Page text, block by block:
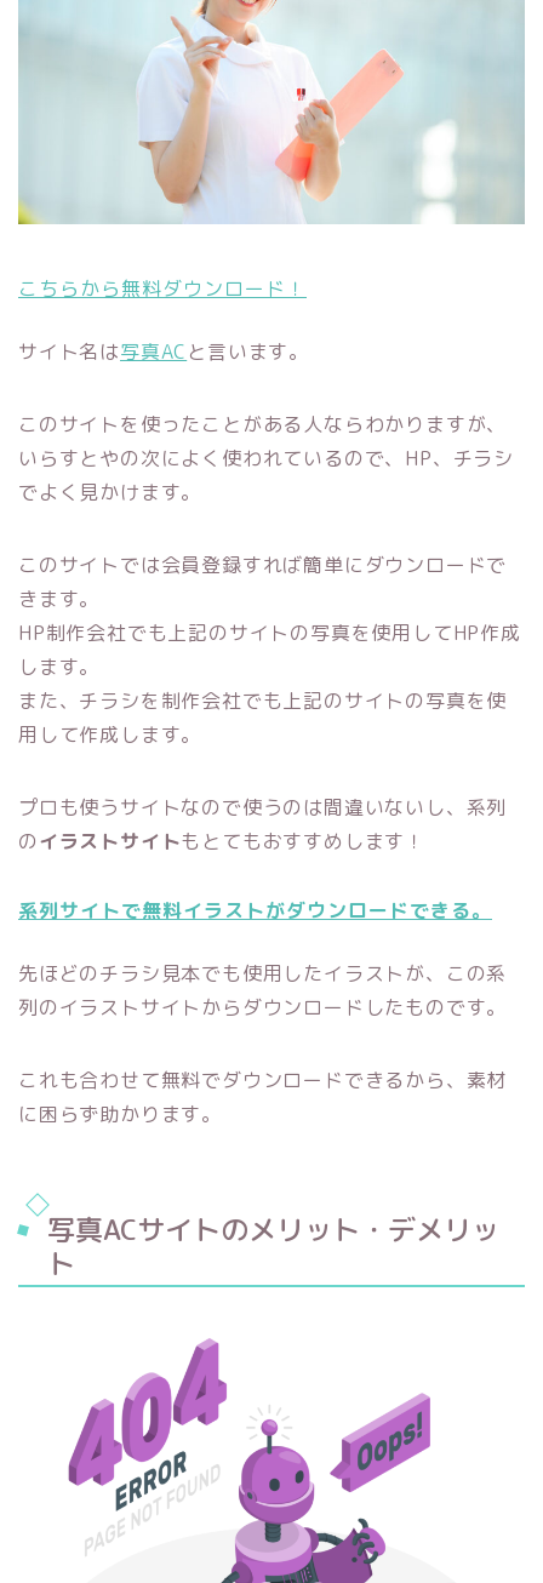
こちらから無料ダウンロード！
サイト名は写真AC と言います。
このサイトを使ったことがある人ならわかりますが、
いらすとやの次によく使われているので、HP、チラシ
でよく見かけます。
このサイトでは会員登録すれば簡単にダウンロードで
きます。
HP制作会社でも上記のサイトの写真を使用してHP作成
します。
また、チラシを制作会社でも上記のサイトの写真を使
用して作成します。
プロも使うサイトなので使うのは間違いないし、系列
のイラストサイトもとてもおすすめします！
系列サイトで無料イラストがダウンロードできる。
先ほどのチラシ見本でも使用したイラストが、この系
列のイラストサイトからダウンロードしたものです。
これも合わせて無料でダウンロードできるから、素材
に困らず助かります。
写真ACサイトのメリット・デメリッ
ト